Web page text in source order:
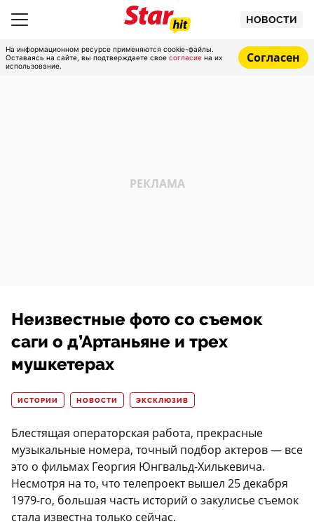
НОВОСТИ
На информационном ресурсе применяются cookie-файлы.
Оставаясь на сайте, вы подтверждаете свое согласие на их
использование.
Согласен
Неизвестные фото со съемок
саги о д’Артаньяне и трех
мушкетерах
ИСТОРИИ НОВОСТИ ЭКСКЛЮЗИВ
Блестящая операторская работа, прекрасные
музыкальные номера, точный подбор актеров — все
это о фильмах Георгия Юнгвальд-Хилькевича.
Несмотря на то, что телепроект вышел 25 декабря
1979-го, большая часть историй о закулисье съемок
стала известна только сейчас.